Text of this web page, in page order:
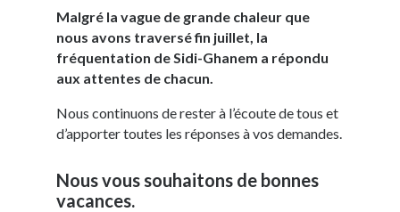
Malgré la vague de grande chaleur que
nous avons traversé fin juillet, la
fréquentation de Sidi-Ghanem a répondu
aux attentes de chacun.
Nous continuons de rester à l’écoute de tous et
d’apporter toutes les réponses à vos demandes.
Nous vous souhaitons de bonnes
vacances.